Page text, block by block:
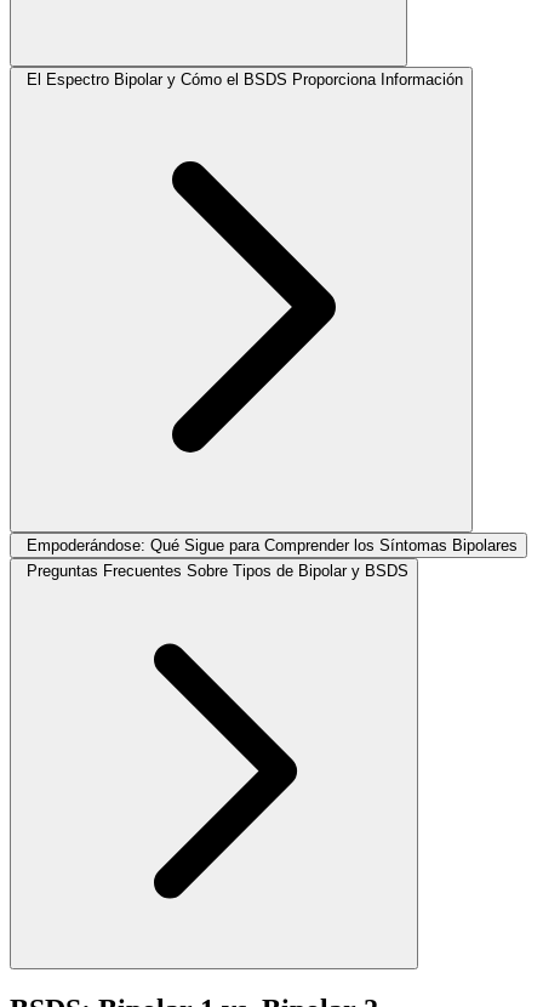
El Espectro Bipolar y Cómo el BSDS Proporciona Información
Empoderándose: Qué Sigue para Comprender los Síntomas Bipolares
Preguntas Frecuentes Sobre Tipos de Bipolar y BSDS